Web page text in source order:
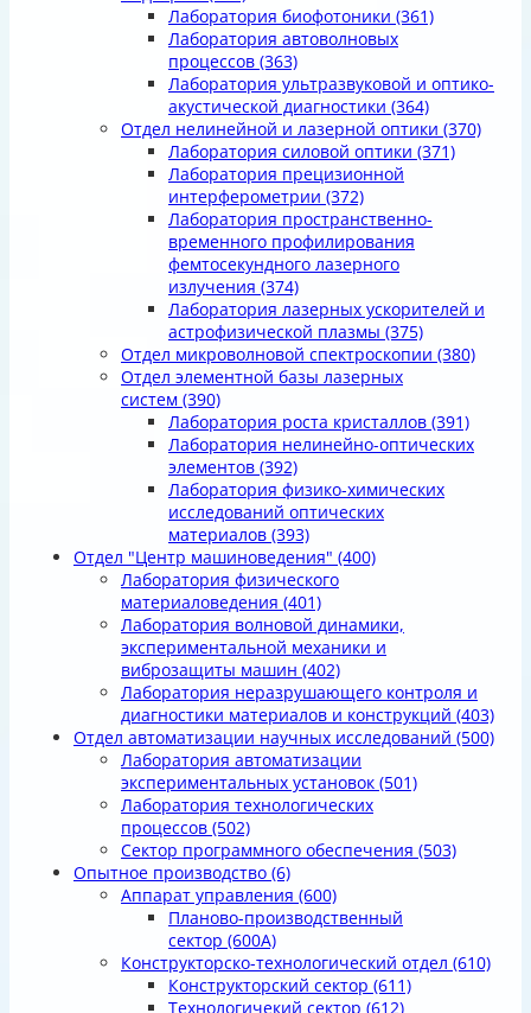
Лаборатория биофотоники (361)
Лаборатория автоволновых
процессов (363)
Лаборатория ультразвуковой и оптико-
акустической диагностики (364)
Отдел нелинейной и лазерной оптики (370)
Лаборатория силовой оптики (371)
Лаборатория прецизионной
интерферометрии (372)
Лаборатория пространственно-
временного профилирования
фемтосекундного лазерного
излучения (374)
Лаборатория лазерных ускорителей и
астрофизической плазмы (375)
Отдел микроволновой спектроскопии (380)
Отдел элементной базы лазерных
систем (390)
Лаборатория роста кристаллов (391)
Лаборатория нелинейно-оптических
элементов (392)
Лаборатория физико-химических
исследований оптических
материалов (393)
Отдел "Центр машиноведения" (400)
Лаборатория физического
материаловедения (401)
Лаборатория волновой динамики,
экспериментальной механики и
виброзащиты машин (402)
Лаборатория неразрушающего контроля и
диагностики материалов и конструкций (403)
Отдел автоматизации научных исследований (500)
Лаборатория автоматизации
экспериментальных установок (501)
Лаборатория технологических
процессов (502)
Сектор программного обеспечения (503)
Опытное производство (6)
Аппарат управления (600)
Планово-производственный
сектор (600А)
Конструкторско-технологический отдел (610)
Конструкторский сектор (611)
Технологичекий сектор (612)